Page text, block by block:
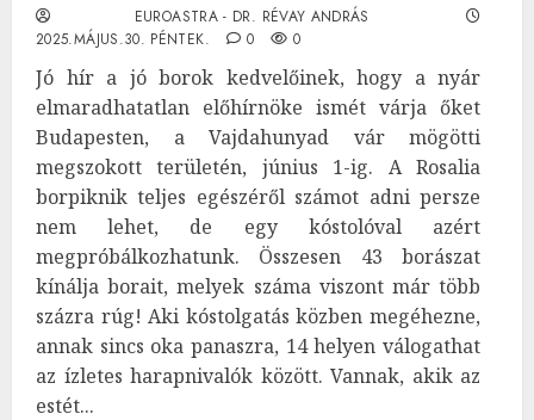
EUROASTRA - DR. RÉVAY ANDRÁS
2025.MÁJUS.30. PÉNTEK.
0 0
Jó hír a jó borok kedvelőinek, hogy a nyár
elmaradhatatlan előhírnöke ismét várja őket
Budapesten, a Vajdahunyad vár mögötti
megszokott területén, június 1-ig. A Rosalia
borpiknik teljes egészéről számot adni persze
nem lehet, de egy kóstolóval azért
megpróbálkozhatunk. Összesen 43 borászat
kínálja borait, melyek száma viszont már több
százra rúg! Aki kóstolgatás közben megéhezne,
annak sincs oka panaszra, 14 helyen válogathat
az ízletes harapnivalók között. Vannak, akik az
estét...